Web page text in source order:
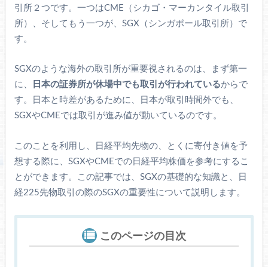
引所２つです。一つはCME（シカゴ・マーカンタイル取引
所）、そしてもう一つが、SGX（シンガポール取引所）で
す。
SGXのような海外の取引所が重要視されるのは、まず第一
に、
日本の証券所が休場中でも取引が行われているからで
す。日本と時差があるために、日本が取引時間外でも、
SGXやCMEでは取引が進み値が動いているのです。
このことを利用し、日経平均先物の、とくに寄付き値を予
想する際に、SGXやCMEでの日経平均株価を参考にするこ
とができます。この記事では、SGXの基礎的な知識と、日
経225先物取引の際のSGXの重要性について説明します。
このページの目次